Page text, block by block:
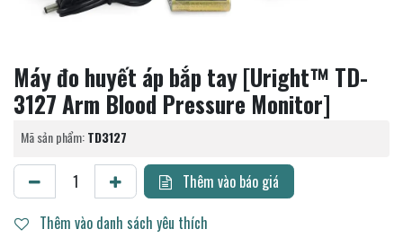
Máy đo huyết áp bắp tay [Uright™ TD-
3127 Arm Blood Pressure Monitor]
Mã sản phẩm:TD3127
Thêm vào báo giá
Thêm vào danh sách yêu thích